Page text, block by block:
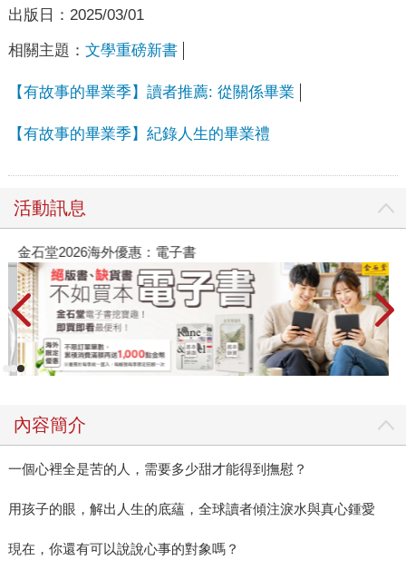
出版日： 2025/03/01
相關主題： 文學重磅新書
【有故事的畢業季】讀者推薦: 從關係畢業
【有故事的畢業季】紀錄人生的畢業禮
活動訊息
金石堂2026海外優惠：電子書
內容簡介
一個心裡全是苦的人，需要多少甜才能得到撫慰？
用孩子的眼，解出人生的底蘊，全球讀者傾注淚水與真心鍾愛
現在，你還有可以說說心事的對象嗎？